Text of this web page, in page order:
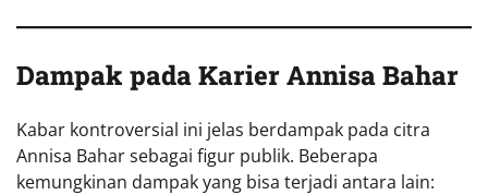
Dampak pada Karier Annisa Bahar
Kabar kontroversial ini jelas berdampak pada citra
Annisa Bahar sebagai figur publik. Beberapa
kemungkinan dampak yang bisa terjadi antara lain: